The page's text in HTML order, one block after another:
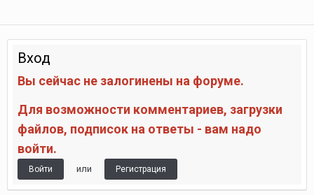
Вход
Вы сейчас не залогинены на форуме.
Для возможности комментариев, загрузки
файлов, подписок на ответы - вам надо
войти.
Войти или Регистрация